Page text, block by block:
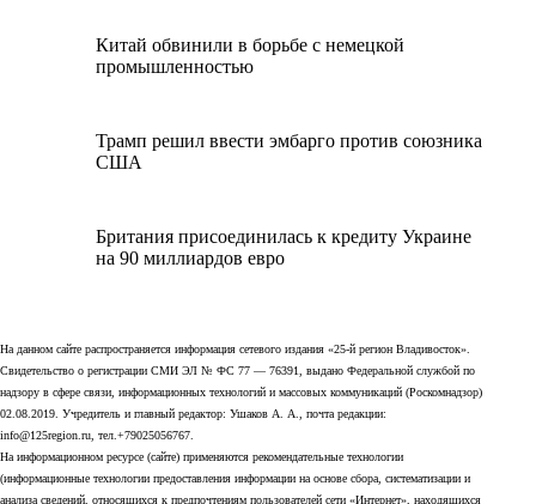
Китай обвинили в борьбе с немецкой
промышленностью
Трамп решил ввести эмбарго против союзника
США
Британия присоединилась к кредиту Украине
на 90 миллиардов евро
На данном сайте распространяется информация сетевого издания «25-й регион Владивосток».
Свидетельство о регистрации СМИ ЭЛ № ФС 77 — 76391, выдано Федеральной службой по
надзору в сфере связи, информационных технологий и массовых коммуникаций (Роскомнадзор)
02.08.2019. Учредитель и главный редактор: Ушаков А. А., почта редакции:
info@125region.ru, тел.+79025056767.
На информационном ресурсе (сайте) применяются рекомендательные технологии
(информационные технологии предоставления информации на основе сбора, систематизации и
анализа сведений, относящихся к предпочтениям пользователей сети «Интернет», находящихся